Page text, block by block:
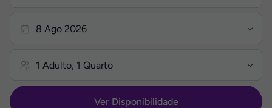
Ver Disponibilidade